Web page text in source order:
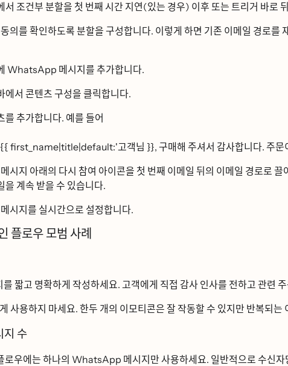
조건부 분할을 첫 번째 시간 지연(있는 경우) 이후 또는 트리거 바로
확인하도록 분할을 구성합니다. 이렇게 하면 기존 이메일
WhatsApp 메시지를 추가합니다.
콘텐츠 구성을 클릭합니다.
추가합니다. 예를 들어
{{ first_name|title|default:'고객님 }}, 구매해 주셔서 감사합니다. 주문이
아래의 다시 참여 아이콘을 첫 번째 이메일 뒤의 이메일 경로로
계속 받을 수 있습니다.
실시간으로 설정합니다.
플로우 모범 사례
명확하게 작성하세요. 고객에게 직접 감사 인사를 전하고 관련
사용하지 마세요. 한두 개의 이모티콘은 잘 작동할 수 있지만 반복되는
수
플로우에는 하나의 WhatsApp 메시지만 사용하세요. 일반적으로